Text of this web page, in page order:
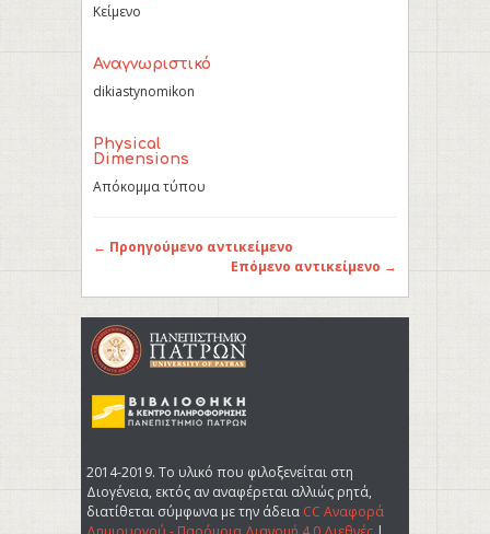
Κείμενο
Αναγνωριστικό
dikiastynomikon
Physical
Dimensions
Απόκομμα τύπου
← Προηγούμενο αντικείμενο
Επόμενο αντικείμενο →
2014-2019. Tο υλικό που φιλοξενείται στη
Διογένεια, εκτός αν αναφέρεται αλλιώς ρητά,
διατίθεται σύμφωνα με την άδεια CC Αναφορά